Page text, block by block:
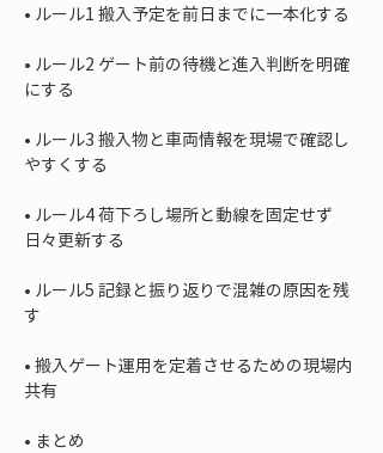
•
• ルール2 ゲート前の待機と進入判断を明確
• ルール3 搬入物と車両情報を現場で確認し
• ルール4 荷下ろし場所と動線を固定せず
• ルール5 記録と振り返りで混雑の原因を残
• 搬入ゲート運用を定着させるための現場内
• まとめ